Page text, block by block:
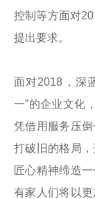
控制等方面对
提出要求。
面对2018，深
一”的企业文化
凭借用服务压
打破旧的格局
匠心精神缔造
有家人们将以